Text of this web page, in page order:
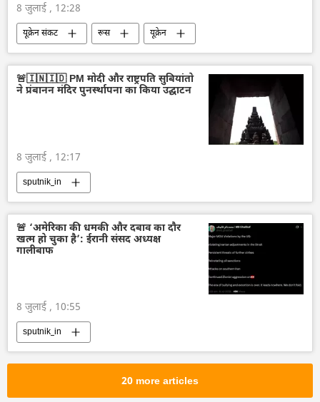
8 जुलाई , 12:28
यूक्रेन संकट रूस
यूक्रेन
रूसी सेना
विशेष सैन्य अभियान
🚨🇮🇳🇮🇩 PM मोदी और राष्ट्रपति सुबियांतो
ने प्रंबानन मंदिर पुनर्स्थापना का किया उद्घाटन
8 जुलाई , 12:17
sputnik_in
🚨 ‘अमेरिका की धमकी और दबाव का दौर
खत्म हो चुका है’: ईरानी संसद अध्यक्ष
गालीबाफ
8 जुलाई , 10:55
sputnik_in
20 more articles